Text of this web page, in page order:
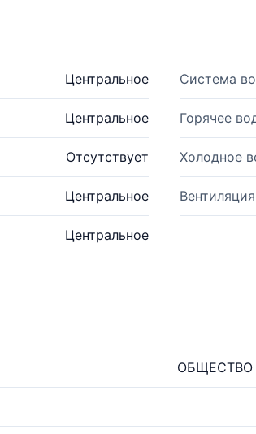
Центральное Система
Центральное Горячее
Отсутствует Холодное
Центральное
Центральное
ОБЩЕСТВО